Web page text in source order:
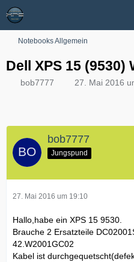
Notebooks Allgemein
Dell XPS 15 (9530)
bob7777 27. Mai 2016
bob7777
Jungspund
27. Mai 2016 um 19:10
Hallo,habe ein XPS 15 9530.
Brauche 2 Ersatzteile
42.W2001GC02
Kabel ist